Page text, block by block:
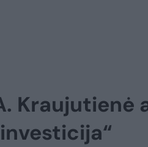
Kraujutienė